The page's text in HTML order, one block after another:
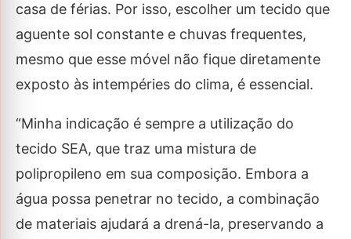
casa de férias. Por isso, escolher um tecido que
aguente sol constante e chuvas frequentes,
mesmo que esse móvel não fique diretamente
exposto às intempéries do clima, é essencial.
“Minha indicação é sempre a utilização do
tecido SEA, que traz uma mistura de
polipropileno em sua composição. Embora a
água possa penetrar no tecido, a combinação
de materiais ajudará a drená-la, preservando a